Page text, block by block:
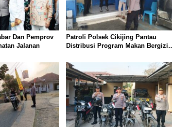
Dan Pemprov
Jalanan
Patroli Polsek Cikijing Pantau
Distribusi Program Makan Bergizi